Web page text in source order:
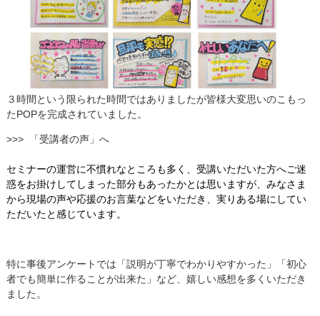
３時間という限られた時間ではありましたが皆様大変思いのこもっ
たPOPを完成されていました。
>>> 「受講者の声」へ
セミナーの運営に不慣れなところも多く、受講いただいた方へご迷
惑をお掛けしてしまった部分もあったかとは思いますが、みなさま
から現場の声や応援のお言葉などをいただき、実りある場にしてい
ただいたと感じています。
特に事後アンケートでは「説明が丁寧でわかりやすかった」「初心
者でも簡単に作ることが出来た」など、嬉しい感想を多くいただき
ました。